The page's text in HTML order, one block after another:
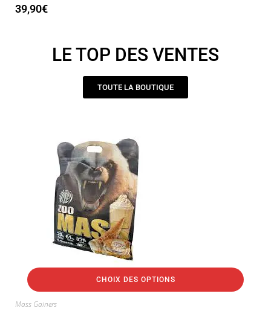
39,90€
LE TOP DES VENTES
TOUTE LA BOUTIQUE
CHOIX DES OPTIONS
Mass Gainers